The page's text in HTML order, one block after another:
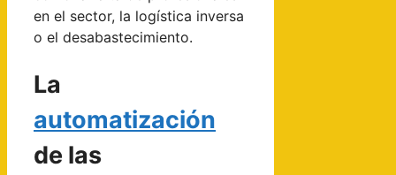
en el sector, la logística inversa
o el desabastecimiento.
La
automatización
de las